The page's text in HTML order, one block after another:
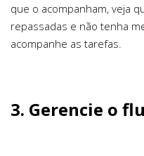
que o acompanham, veja
repassadas e não tenha
acompanhe as tarefas.
3. Gerencie o